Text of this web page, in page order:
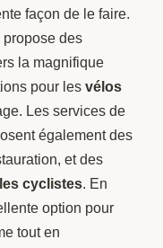
façon de le faire.
propose des
la magnifique
pour les vélos
Les services de
également des
et des
cyclistes. En
option pour
tout en